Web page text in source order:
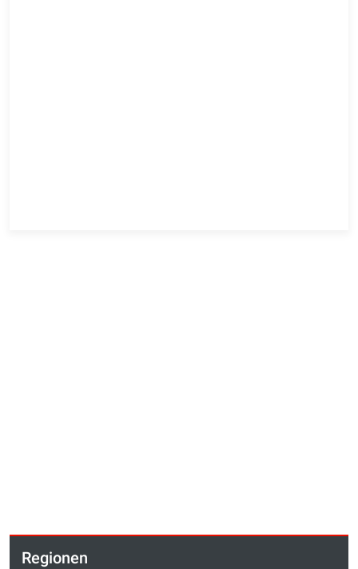
Regionen